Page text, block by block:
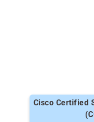
Cisco Certified